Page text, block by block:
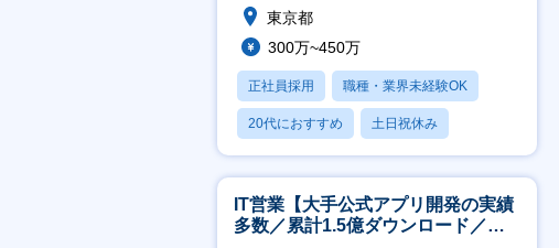
東京都
300万~450万
正社員採用 職種・業界未経験OK
20代におすすめ 土日祝休み
休日120日以上
IT営業【大手公式アプリ開発の実績
多数／累計1.5億ダウンロード／週4